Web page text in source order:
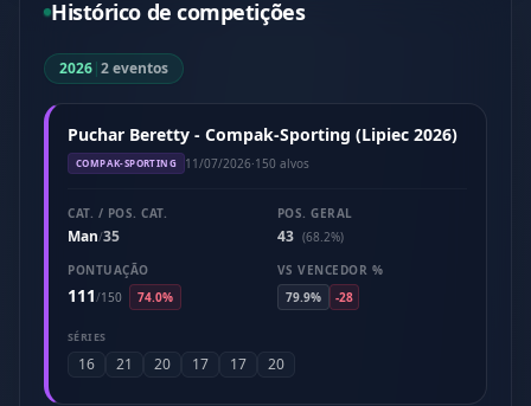
Histórico de competições
2026|2 eventos
Puchar Beretty - Compak-Sporting (Lipiec 2026)
COMPAK-SPORTING 11/07/2026·150 alvos
CAT. / POS. CAT.
Man/35
POS. GERAL
43 (68.2%)
PONTUAÇÃO
111/150 74.0%
VS VENCEDOR %
79.9%
-28
SÉRIES
16 21 20 17 17 20